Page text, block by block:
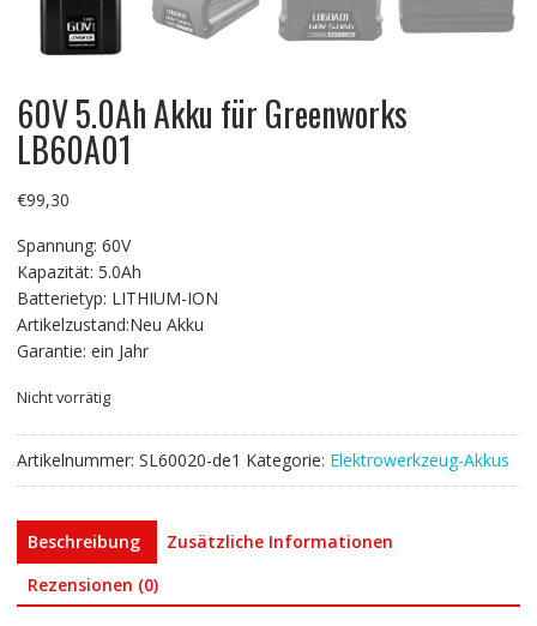
60V 5.0Ah Akku für Greenworks
LB60A01
€99,30
Spannung: 60V
Kapazität: 5.0Ah
Batterietyp: LITHIUM-ION
Artikelzustand:Neu Akku
Garantie: ein Jahr
Nicht vorrätig
Artikelnummer: SL60020-de1 Kategorie: Elektrowerkzeug-Akkus
Beschreibung
Zusätzliche Informationen
Rezensionen (0)